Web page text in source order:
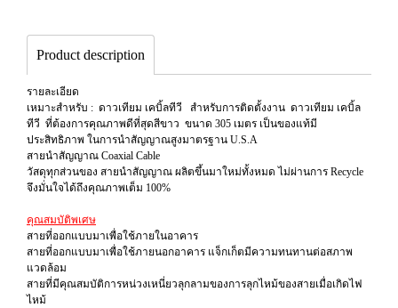
Product description
รายละเอียด
เหมาะสำหรับ : ดาวเทียม เคบิ้ลทีวี สำหรับการติดตั้งงาน ดาวเทียม เคบิ้ล
ทีวี ที่ต้องการคุณภาพดีที่สุดสีขาว ขนาด 305 เมตร เป็นของแท้มี
ประสิทธิภาพ ในการนำสัญญาณสูงมาตรฐาน U.S.A
สายนำสัญญาณ Coaxial Cable
วัสดุทุกส่วนของ สายนำสัญญาณ ผลิตขึ้นมาใหม่ทั้งหมด ไม่ผ่านการ Recycle
จึงมั่นใจได้ถึงคุณภาพเต็ม 100%
คุณสมบัติพเศษ
สายที่ออกแบบมาเพื่อใช้ภายในอาคาร
สายที่ออกแบบมาเพื่อใช้ภายนอกอาคาร แจ็กเก็ตมีความทนทานต่อสภาพ
แวดล้อม
สายที่มีคุณสมบัติการหน่วงเหนี่ยวลุกลามของการลุกไหม้ของสายเมื่อเกิดไฟ
ไหม้